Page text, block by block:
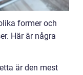
former och
Här är några
är den mest